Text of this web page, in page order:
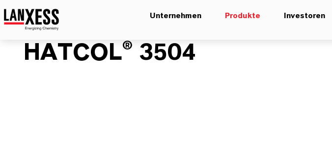
Unternehmen Produkte Investoren
HATCOL® 3504